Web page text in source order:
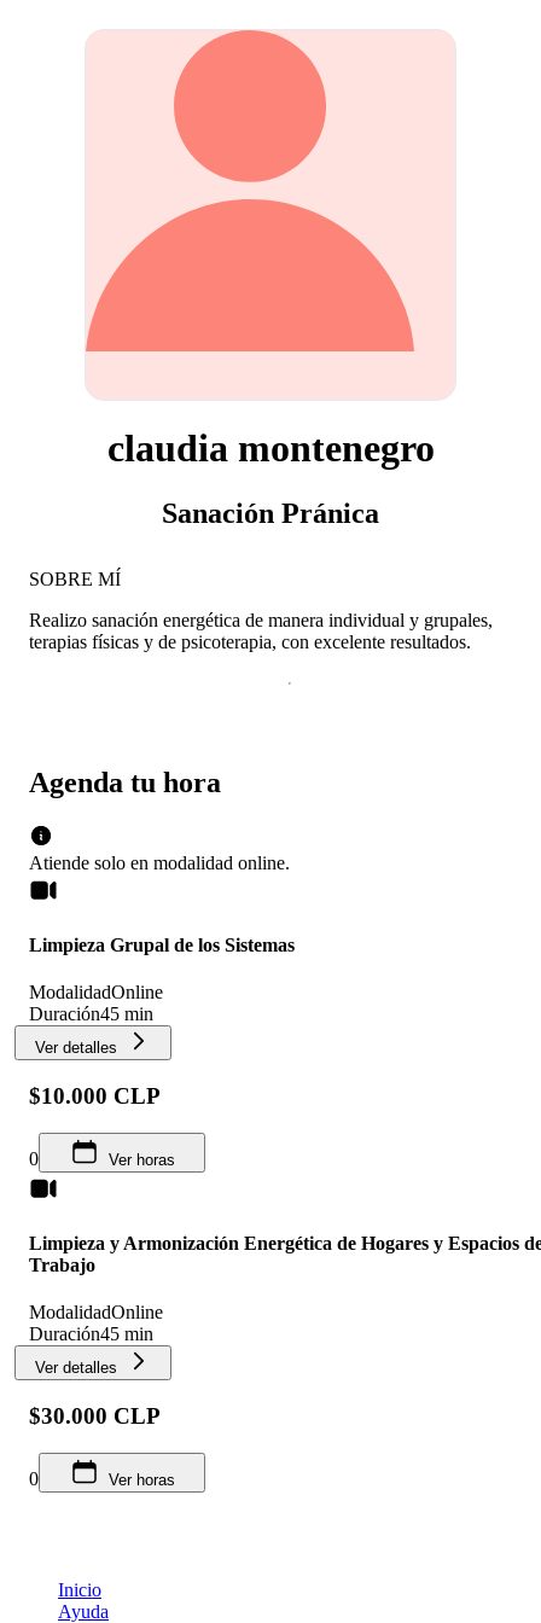
claudia montenegro
Sanación Pránica
Agenda tu hora
Atiende solo en modalidad online.
Limpieza Grupal de los Sistemas
ModalidadOnline
Duración45 min
Ver detalles
$10.000 CLP
0 Ver horas
Limpieza y Armonización Energética de Hogares y Espacios
Trabajo
ModalidadOnline
Duración45 min
Ver detalles
$30.000 CLP
0 Ver horas
SOBRE MÍ
Realizo sanación energética de manera individual y grupales,
terapias físicas y de psicoterapia, con excelente resultados.
Inicio
Ayuda